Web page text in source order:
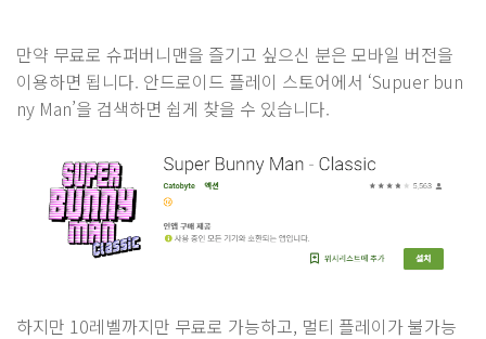
만약 무료로 슈퍼버니맨을 즐기고 싶으신 분은 모바일 버전을
이용하면 됩니다. 안드로이드 플레이 스토어에서 ‘Supuer bun
ny Man’을 검색하면 쉽게 찾을 수 있습니다.
하지만 10레벨까지만 무료로 가능하고, 멀티 플레이가 불가능